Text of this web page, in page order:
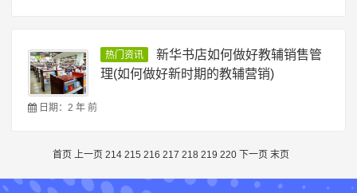
热门资讯
新华书店如何做好教辅销售管
理(如何做好新时期的教辅营销)
日期：2 年 前
首页 上一页 214 215 216 217 218 219 220 下一页 末页